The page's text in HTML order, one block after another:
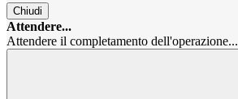
Chiudi
Attendere...
Attendere il completamento dell'operazione...